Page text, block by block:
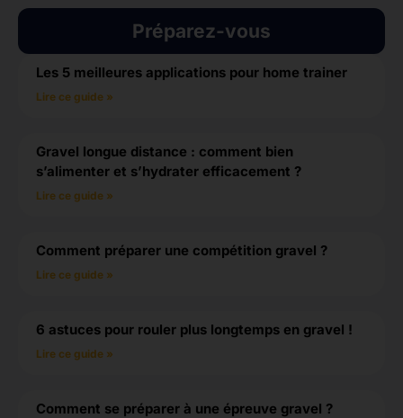
Préparez-vous
Les 5 meilleures applications pour home trainer
Lire ce guide »
Gravel longue distance : comment bien
s’alimenter et s’hydrater efficacement ?
Lire ce guide »
Comment préparer une compétition gravel ?
Lire ce guide »
6 astuces pour rouler plus longtemps en gravel !
Lire ce guide »
Comment se préparer à une épreuve gravel ?